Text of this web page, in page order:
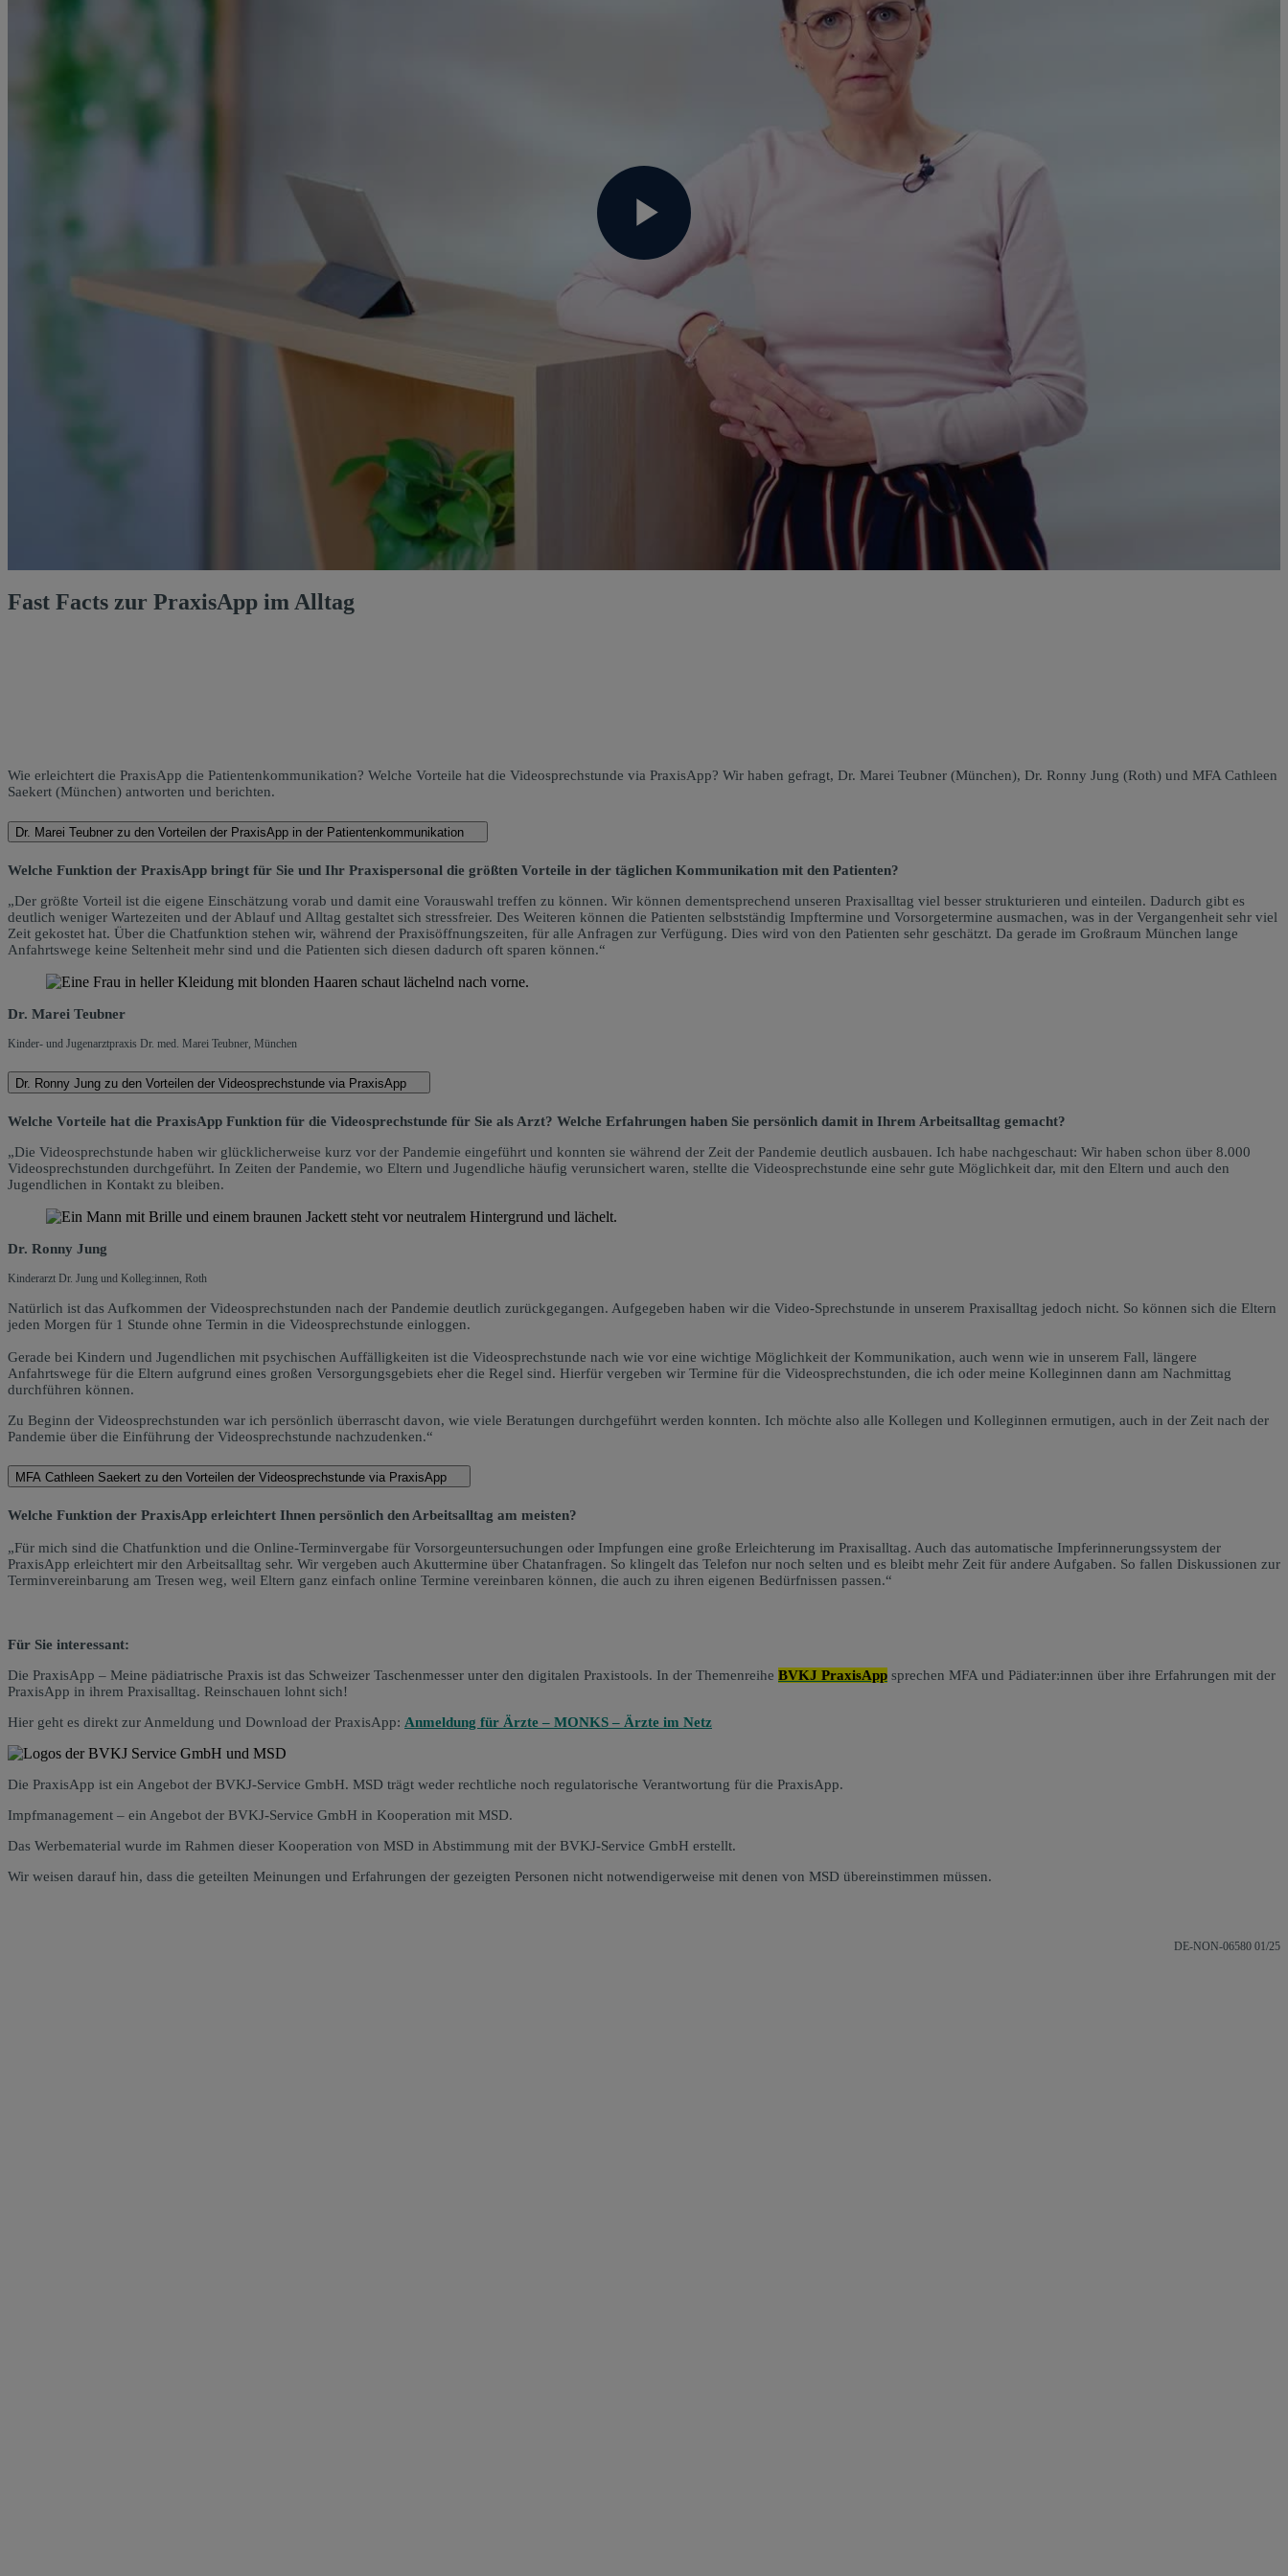
Play
Video
Fast Facts zur PraxisApp im Alltag
Wie erleichtert die PraxisApp die Patientenkommunikation? Welche Vorteile hat die Videosprechstunde via PraxisApp? Wir haben gefragt, Dr. Marei Teubner (München), Dr. Ronny Jung (Roth) und MFA Cathleen
Saekert (München) antworten und berichten.
Dr. Marei Teubner zu den Vorteilen der PraxisApp in der Patientenkommunikation
Welche Funktion der PraxisApp bringt für Sie und Ihr Praxispersonal die größten Vorteile in der täglichen Kommunikation mit den Patienten?
„Der größte Vorteil ist die eigene Einschätzung vorab und damit eine Vorauswahl treffen zu können. Wir können dementsprechend unseren Praxisalltag viel besser strukturieren und einteilen. Dadurch gibt es
deutlich weniger Wartezeiten und der Ablauf und Alltag gestaltet sich stressfreier. Des Weiteren können die Patienten selbstständig Impftermine und Vorsorgetermine ausmachen, was in der Vergangenheit sehr viel
Zeit gekostet hat. Über die Chatfunktion stehen wir, während der Praxisöffnungszeiten, für alle Anfragen zur Verfügung. Dies wird von den Patienten sehr geschätzt. Da gerade im Großraum München lange
Anfahrtswege keine Seltenheit mehr sind und die Patienten sich diesen dadurch oft sparen können.“
Dr. Marei Teubner
Kinder- und Jugenarztpraxis Dr. med. Marei Teubner, München
Dr. Ronny Jung zu den Vorteilen der Videosprechstunde via PraxisApp
Welche Vorteile hat die PraxisApp Funktion für die Videosprechstunde für Sie als Arzt? Welche Erfahrungen haben Sie persönlich damit in Ihrem Arbeitsalltag gemacht?
„Die Videosprechstunde haben wir glücklicherweise kurz vor der Pandemie eingeführt und konnten sie während der Zeit der Pandemie deutlich ausbauen. Ich habe nachgeschaut: Wir haben schon über 8.000
Videosprechstunden durchgeführt. In Zeiten der Pandemie, wo Eltern und Jugendliche häufig verunsichert waren, stellte die Videosprechstunde eine sehr gute Möglichkeit dar, mit den Eltern und auch den
Jugendlichen in Kontakt zu bleiben.
Dr. Ronny Jung
Kinderarzt Dr. Jung und Kolleg:innen, Roth
Natürlich ist das Aufkommen der Videosprechstunden nach der Pandemie deutlich zurückgegangen. Aufgegeben haben wir die Video-Sprechstunde in unserem Praxisalltag jedoch nicht. So können sich die Eltern
jeden Morgen für 1 Stunde ohne Termin in die Videosprechstunde einloggen.
Gerade bei Kindern und Jugendlichen mit psychischen Auffälligkeiten ist die Videosprechstunde nach wie vor eine wichtige Möglichkeit der Kommunikation, auch wenn wie in unserem Fall, längere
Anfahrtswege für die Eltern aufgrund eines großen Versorgungsgebiets eher die Regel sind. Hierfür vergeben wir Termine für die Videosprechstunden, die ich oder meine Kolleginnen dann am Nachmittag
durchführen können.
Zu Beginn der Videosprechstunden war ich persönlich überrascht davon, wie viele Beratungen durchgeführt werden konnten. Ich möchte also alle Kollegen und Kolleginnen ermutigen, auch in der Zeit nach der
Pandemie über die Einführung der Videosprechstunde nachzudenken.“
MFA Cathleen Saekert zu den Vorteilen der Videosprechstunde via PraxisApp
Welche Funktion der PraxisApp erleichtert Ihnen persönlich den Arbeitsalltag am meisten?
„Für mich sind die Chatfunktion und die Online-Terminvergabe für Vorsorgeuntersuchungen oder Impfungen eine große Erleichterung im Praxisalltag. Auch das automatische Impferinnerungssystem der
PraxisApp erleichtert mir den Arbeitsalltag sehr. Wir vergeben auch Akuttermine über Chatanfragen. So klingelt das Telefon nur noch selten und es bleibt mehr Zeit für andere Aufgaben. So fallen Diskussionen zur
Terminvereinbarung am Tresen weg, weil Eltern ganz einfach online Termine vereinbaren können, die auch zu ihren eigenen Bedürfnissen passen.“
Für Sie interessant:
Die PraxisApp – Meine pädiatrische Praxis ist das Schweizer Taschenmesser unter den digitalen Praxistools. In der Themenreihe BVKJ PraxisApp sprechen MFA und Pädiater:innen über ihre Erfahrungen mit der
PraxisApp in ihrem Praxisalltag. Reinschauen lohnt sich!
Hier geht es direkt zur Anmeldung und Download der PraxisApp: Anmeldung für Ärzte – MONKS – Ärzte im Netz
Die PraxisApp ist ein Angebot der BVKJ-Service GmbH. MSD trägt weder rechtliche noch regulatorische Verantwortung für die PraxisApp.
Impfmanagement – ein Angebot der BVKJ-Service GmbH in Kooperation mit MSD.
Das Werbematerial wurde im Rahmen dieser Kooperation von MSD in Abstimmung mit der BVKJ-Service GmbH erstellt.
Wir weisen darauf hin, dass die geteilten Meinungen und Erfahrungen der gezeigten Personen nicht notwendigerweise mit denen von MSD übereinstimmen müssen.
DE-NON-06580 01/25